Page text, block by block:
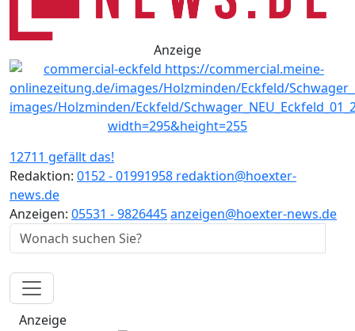
Anzeige
12711 gefällt das!
Redaktion: 0152 - 01991958 redaktion@hoexter-
news.de
Anzeigen: 05531 - 9826445anzeigen@hoexter-news.de
Anzeige